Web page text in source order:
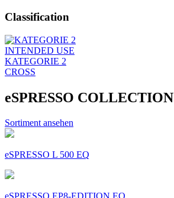
Classification
INTENDED USE
KATEGORIE 2
CROSS
eSPRESSO COLLECTION
Sortiment ansehen
eSPRESSO L 500 EQ
eSPRESSO EP8-EDITION EQ